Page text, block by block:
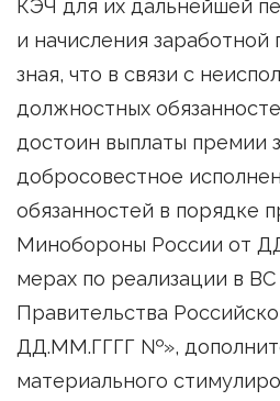
КЭЧ для их дальнейшей
и начисления заработной
зная, что в связи с
должностных
достоин выплаты премии
добросовестное
обязанностей в порядке
Минобороны России от
мерах по реализации в
Правительства
ДД.ММ.ГГГГ №»,
материального